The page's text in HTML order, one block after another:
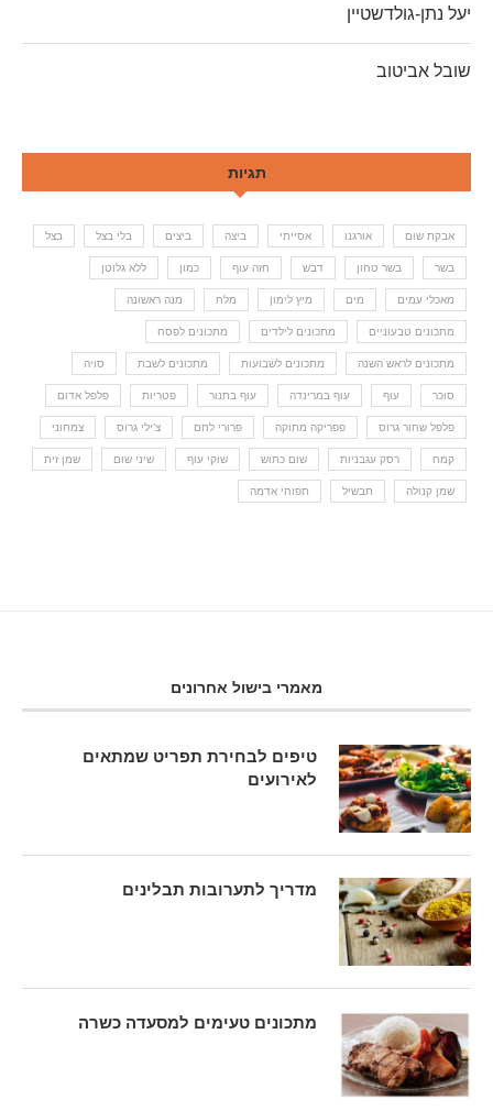
יעל נתן-גולדשטיין
שובל אביטוב
תגיות
אבקת שום אורגנו אסייתי ביצה ביצים בלי בצל בצל
בשר בשר טחון דבש חזה עוף כמון ללא גלוטן
מאכלי עמים מים מיץ לימון מלח מנה ראשונה
מתכונים טבעוניים מתכונים לילדים מתכונים לפסח
מתכונים לראש השנה מתכונים לשבועות מתכונים לשבת סויה
סוכר עוף עוף במרינדה עוף בתנור פטריות פלפל אדום
פלפל שחור גרוס פפריקה מתוקה פרורי לחם צ'ילי גרוס צמחוני
קמח רסק עגבניות שום כתוש שוקי עוף שיני שום שמן זית
שמן קנולה תבשיל תפוחי אדמה
מאמרי בישול אחרונים
טיפים לבחירת תפריט שמתאים
לאירועים
מדריך לתערובות תבלינים
מתכונים טעימים למסעדה כשרה